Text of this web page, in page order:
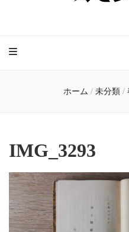
店と古本
ホーム / 未分類 /
IMG_3293